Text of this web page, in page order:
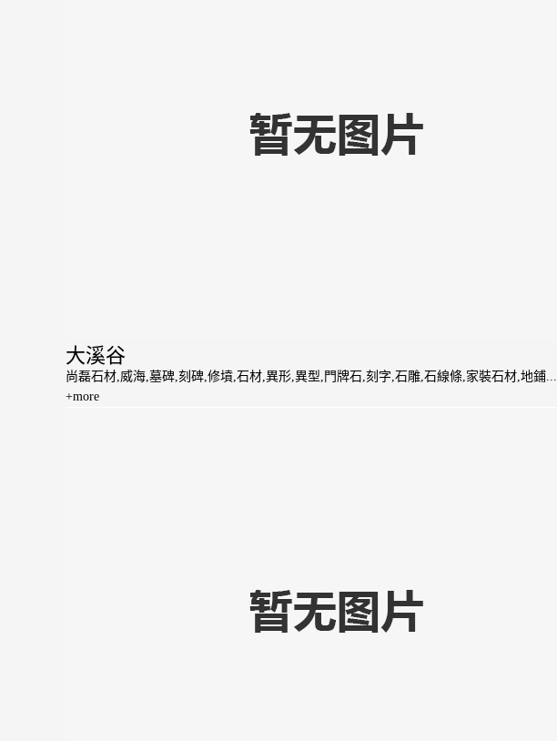
大溪谷
尚磊石材,威海,墓碑,刻碑,修墳,石材,異形,異型,門牌石,刻字,石雕,石線條,家裝石材,地鋪...
+more